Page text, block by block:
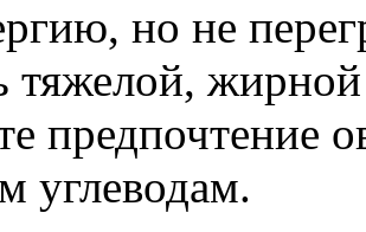
но не
тяжелой,
предпочтение
углеводам.